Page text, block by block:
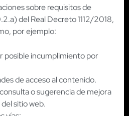
sobre requisitos de
del Real Decreto 1112/2018,
por ejemplo:
posible incumplimiento por
de acceso al contenido.
o sugerencia de mejora
sitio web.